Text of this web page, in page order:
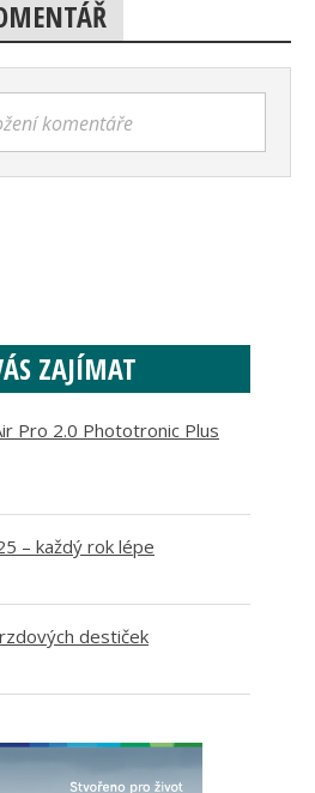
komentáře
ZAJÍMAT
Pro 2.0 Phototronic Plus
– každý rok lépe
destiček